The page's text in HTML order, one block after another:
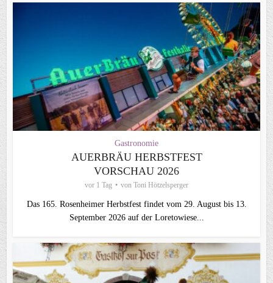
Gastronomie
AUERBRÄU HERBSTFEST
VORSCHAU 2026
vor 1 Tag von Toni Hötzelsperger
Das 165. Rosenheimer Herbstfest findet vom 29. August bis 13.
September 2026 auf der Loretowiese...